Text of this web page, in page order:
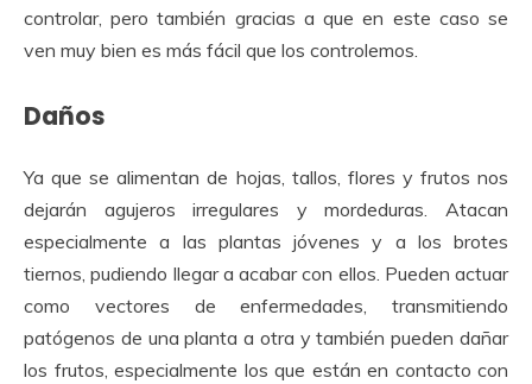
controlar, pero también gracias a que en este caso se
ven muy bien es más fácil que los controlemos.
Daños
Ya que se alimentan de hojas, tallos, flores y frutos nos
dejarán agujeros irregulares y mordeduras. Atacan
especialmente a las plantas jóvenes y a los brotes
tiernos, pudiendo llegar a acabar con ellos. Pueden actuar
como vectores de enfermedades, transmitiendo
patógenos de una planta a otra y también pueden dañar
los frutos, especialmente los que están en contacto con